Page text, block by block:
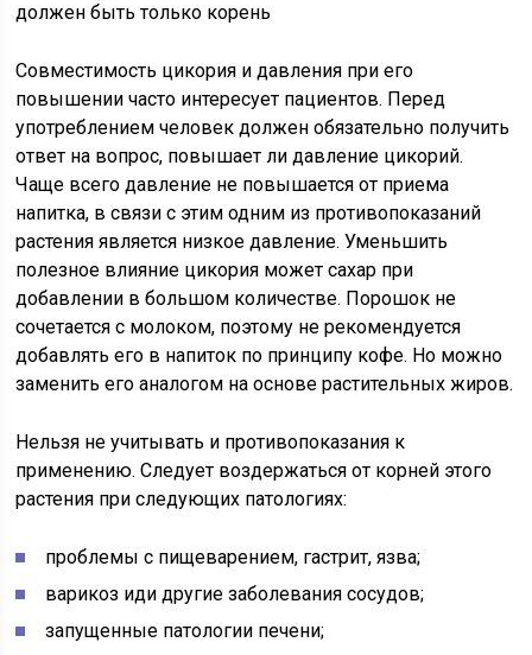
должен быть только корень
Совместимость цикория и давления при его
повышении часто интересует пациентов. Перед
употреблением человек должен обязательно получить
ответ на вопрос, повышает ли давление цикорий.
Чаще всего давление не повышается от приема
напитка, в связи с этим одним из противопоказаний
растения является низкое давление. Уменьшить
полезное влияние цикория может сахар при
добавлении в большом количестве. Порошок не
сочетается с молоком, поэтому не рекомендуется
добавлять его в напиток по принципу кофе. Но можно
заменить его аналогом на основе растительных жиров.
Нельзя не учитывать и противопоказания к
применению. Следует воздержаться от корней этого
растения при следующих патологиях:
проблемы с пищеварением, гастрит, язва;
варикоз иди другие заболевания сосудов;
запущенные патологии печени;